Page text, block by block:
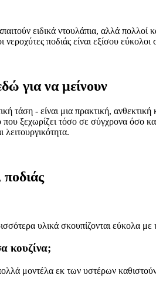
ειδικά ντουλάπια, αλλά
ποδιάς είναι εξίσου
για να μείνουν
τάση - είναι μια πρακτική,
ξεχωρίζει τόσο σε σύγχρονα όσο
υλικά σκουπίζονται εύκολα με
κουζίνα;
μοντέλα εκ των υστέρων